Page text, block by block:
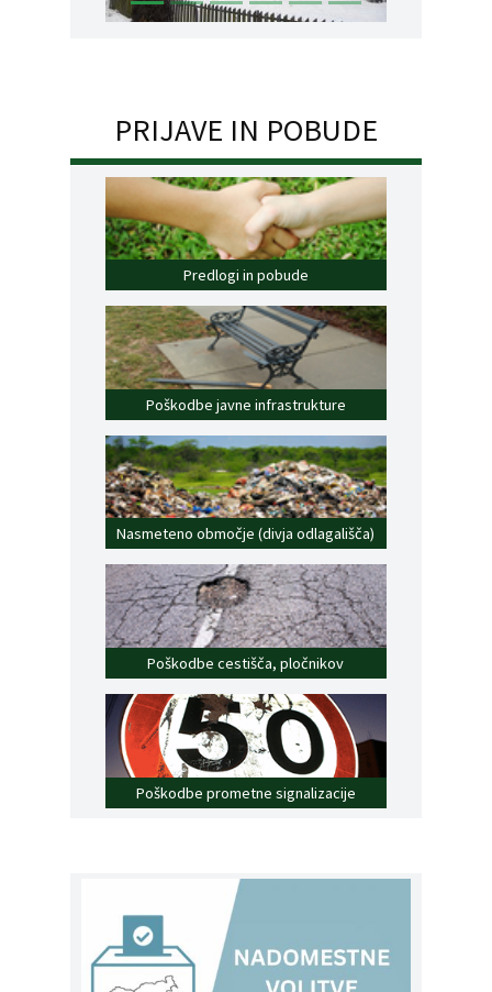
PRIJAVE IN POBUDE
Predlogi in pobude
Poškodbe javne infrastrukture
Nasmeteno območje (divja odlagališča)
Poškodbe cestišča, pločnikov
Poškodbe prometne signalizacije